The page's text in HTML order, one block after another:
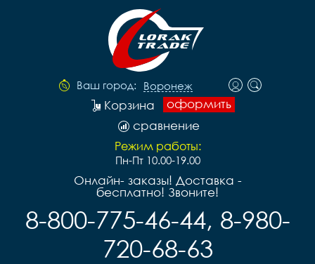
Ваш город: Воронеж
оформить
Корзина
сравнение
Режим работы:
Пн-Пт 10.00-19.00
Онлайн- заказы! Доставка -
бесплатно! Звоните!
8-800-775-46-44, 8-980-
720-68-63